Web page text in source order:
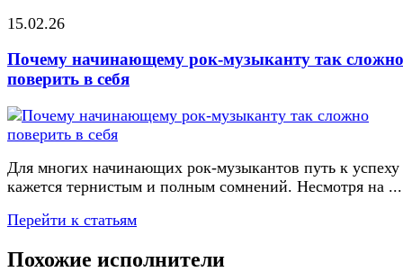
15.02.26
Почему начинающему рок-музыканту так сложно
поверить в себя
Для многих начинающих рок-музыкантов путь к успеху
кажется тернистым и полным сомнений. Несмотря на ...
Перейти к статьям
Похожие исполнители